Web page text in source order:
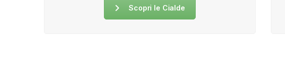
Scopri le Cialde